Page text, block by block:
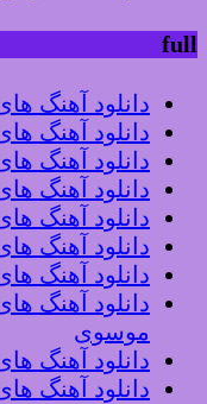
full
دانلود آهنگ
دانلود آهنگ
دانلود آهنگ
دانلود آهنگ
دانلود آهنگ
دانلود آهنگ
دانلود آهنگ
دانلود آهنگ
موسوی
دانلود آهنگ
دانلود آهنگ